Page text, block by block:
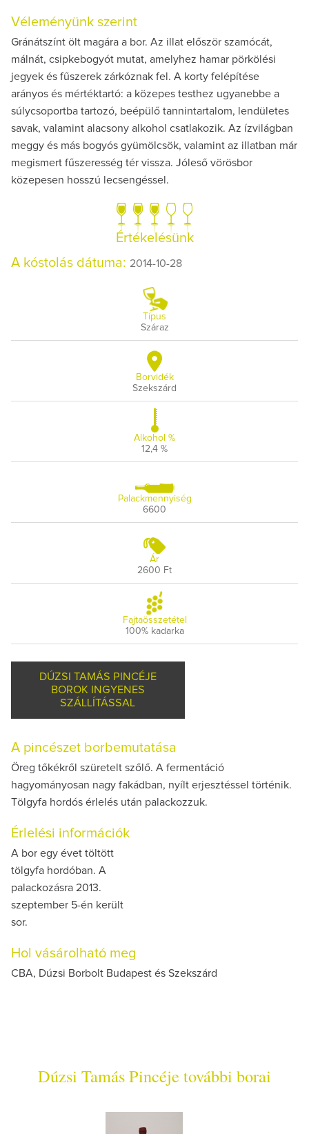
Véleményünk szerint
Gránátszínt ölt magára a bor. Az illat először szamócát,
málnát, csipkebogyót mutat, amelyhez hamar pörkölési
jegyek és fűszerek zárkóznak fel. A korty felépítése
arányos és mértéktartó: a közepes testhez ugyanebbe a
súlycsoportba tartozó, beépülő tannintartalom, lendületes
savak, valamint alacsony alkohol csatlakozik. Az ízvilágban
meggy és más bogyós gyümölcsök, valamint az illatban már
megismert fűszeresség tér vissza. Jóleső vörösbor
közepesen hosszú lecsengéssel.
Értékelésünk
A kóstolás dátuma: 2014-10-28
Típus
Száraz
Borvidék
Szekszárd
Alkohol %
12,4 %
Palackmennyiség
6600
Ár
2600 Ft
Fajtaösszetétel
100% kadarka
DÚZSI TAMÁS PINCÉJE
BOROK INGYENES
SZÁLLÍTÁSSAL
A pincészet borbemutatása
Öreg tőkékről szüretelt szőlő. A fermentáció
hagyományosan nagy fakádban, nyílt erjesztéssel történik.
Tölgyfa hordós érlelés után palackozzuk.
Érlelési információk
A bor egy évet töltött
tölgyfa hordóban. A
palackozásra 2013.
szeptember 5-én került
sor.
Hol vásárolható meg
CBA, Dúzsi Borbolt Budapest és Szekszárd
Dúzsi Tamás Pincéje további borai